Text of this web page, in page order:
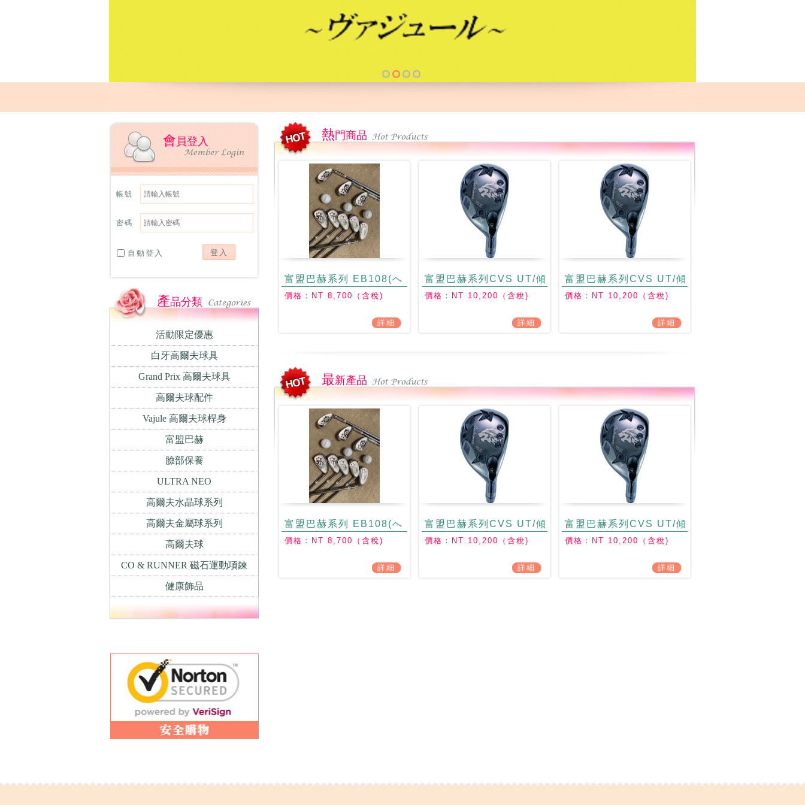
會員登入
帳號
密碼
自動登入
產品分類
活動限定優惠
白牙高爾夫球具
Grand Prix 高爾夫球具
高爾夫球配件
Vajule 高爾夫球桿身
富盟巴赫
臉部保養
ULTRA NEO
高爾夫水晶球系列
高爾夫金屬球系列
高爾夫球
CO & RUNNER 磁石運動項鍊
健康飾品
熱門商品
富盟巴赫系列 EB108(へ
ッドのみ）
價格：NT 8,700（含稅)
詳細
富盟巴赫系列CVS UT/傾
角25° / 仰角61°
價格：NT 10,200（含稅)
詳細
富盟巴赫系列CVS UT/傾
角22° / 仰角60.5°
價格：NT 10,200（含稅)
詳細
最新產品
富盟巴赫系列 EB108(へ
ッドのみ）
價格：NT 8,700（含稅)
詳細
富盟巴赫系列CVS UT/傾
角28° / 仰角61.5°
價格：NT 10,200（含稅)
詳細
富盟巴赫系列CVS UT/傾
角25° / 仰角61°
價格：NT 10,200（含稅)
詳細